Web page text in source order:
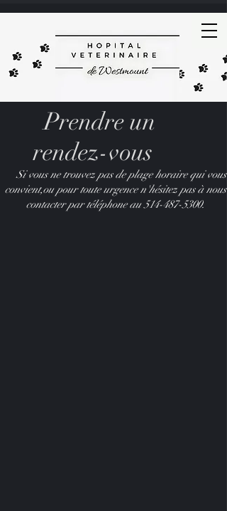
Prendre un
rendez-vous
Si vous ne trouvez pas de plage horaire qui vous
convient,ou pour toute urgence n'hésitez pas à nous
contacter par téléphone au514-487-5300.